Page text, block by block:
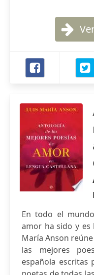
En todo el
amor ha sido y es
María Anson
las mejores
española